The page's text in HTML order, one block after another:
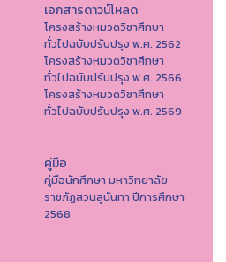
เอกสารดาวน์โหลด
โครงสร้างหมวดวิชาศึกษา
ทั่วไปฉบับปรับปรุง พ.ศ. 2562
โครงสร้างหมวดวิชาศึกษา
ทั่วไปฉบับปรับปรุง พ.ศ. 2566
โครงสร้างหมวดวิชาศึกษา
ทั่วไปฉบับปรับปรุง พ.ศ. 2569
คู่มือ
คู่มือนักศึกษา มหาวิทยาลัย
ราชภัฏสวนสุนันทา ปีการศึกษา
2568